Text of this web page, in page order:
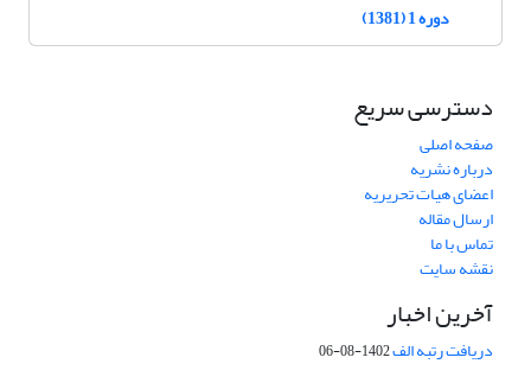
دوره 1 (1381)
دسترسی سریع
صفحه اصلی
درباره نشریه
اعضای هیات تحریریه
ارسال مقاله
تماس با ما
نقشه سایت
آخرین اخبار
دریافت رتبه الف1402-08-06